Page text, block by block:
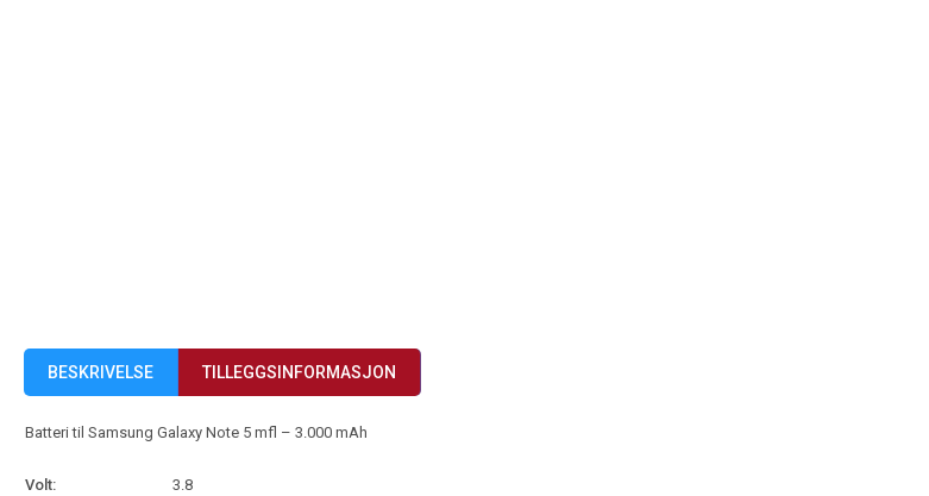
BESKRIVELSE TILLEGGSINFORMASJON
Batteri til Samsung Galaxy Note 5 mfl – 3.000 mAh
Volt:
3.8